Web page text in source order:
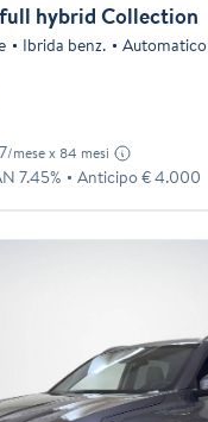
full hybrid Collection
Ibrida benz. Automatico
/mese x 84 mesi
7.45% Anticipo € 4.000